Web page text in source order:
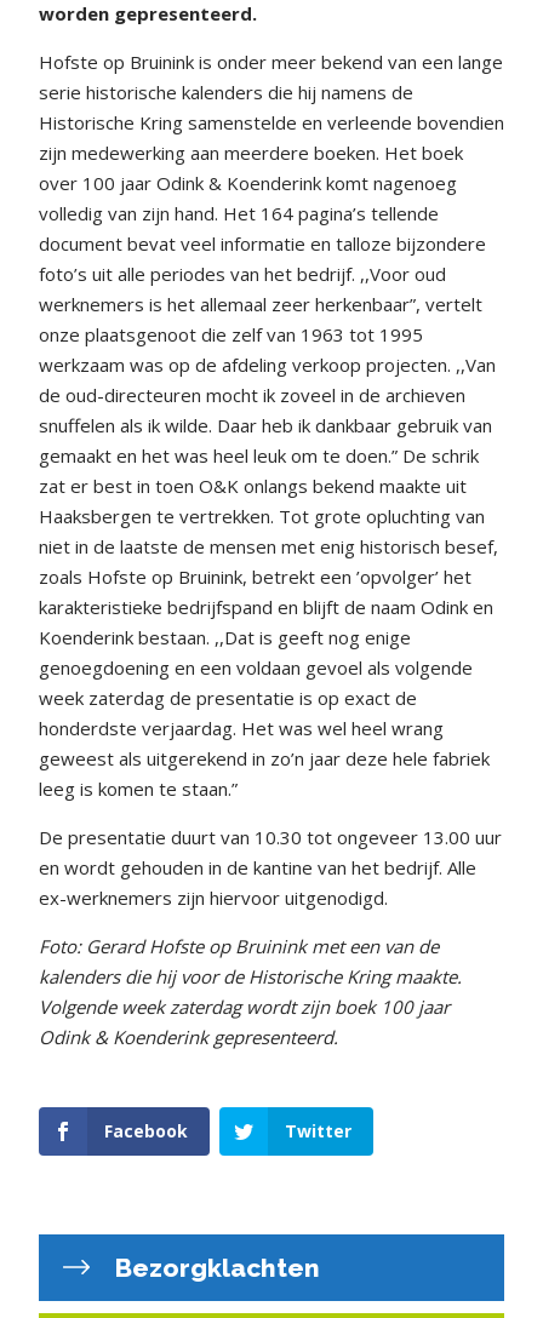
worden gepresenteerd.
Hofste op Bruinink is onder meer bekend van een lange
serie historische kalenders die hij namens de
Historische Kring samenstelde en verleende bovendien
zijn medewerking aan meerdere boeken. Het boek
over 100 jaar Odink & Koenderink komt nagenoeg
volledig van zijn hand. Het 164 pagina’s tellende
document bevat veel informatie en talloze bijzondere
foto’s uit alle periodes van het bedrijf. ,,Voor oud
werknemers is het allemaal zeer herkenbaar”, vertelt
onze plaatsgenoot die zelf van 1963 tot 1995
werkzaam was op de afdeling verkoop projecten. ,,Van
de oud-directeuren mocht ik zoveel in de archieven
snuffelen als ik wilde. Daar heb ik dankbaar gebruik van
gemaakt en het was heel leuk om te doen.” De schrik
zat er best in toen O&K onlangs bekend maakte uit
Haaksbergen te vertrekken. Tot grote opluchting van
niet in de laatste de mensen met enig historisch besef,
zoals Hofste op Bruinink, betrekt een ’opvolger’ het
karakteristieke bedrijfspand en blijft de naam Odink en
Koenderink bestaan. ,,Dat is geeft nog enige
genoegdoening en een voldaan gevoel als volgende
week zaterdag de presentatie is op exact de
honderdste verjaardag. Het was wel heel wrang
geweest als uitgerekend in zo’n jaar deze hele fabriek
leeg is komen te staan.”
De presentatie duurt van 10.30 tot ongeveer 13.00 uur
en wordt gehouden in de kantine van het bedrijf. Alle
ex-werknemers zijn hiervoor uitgenodigd.
Foto: Gerard Hofste op Bruinink met een van de
kalenders die hij voor de Historische Kring maakte.
Volgende week zaterdag wordt zijn boek 100 jaar
Odink & Koenderink gepresenteerd.
Facebook Twitter
Bezorgklachten